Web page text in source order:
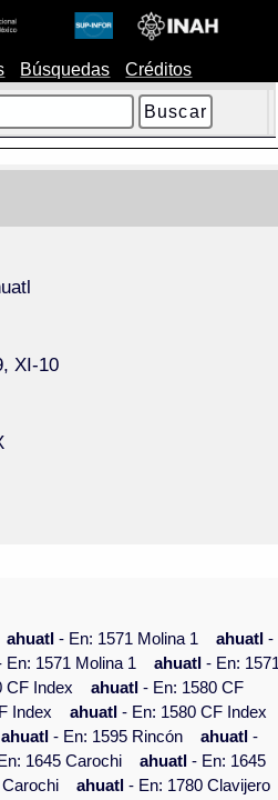
Búsquedas Créditos
XI-10
ahuatl- En: 1571 Molina 1 ahuatl-
En: 1571 Molina 1 ahuatl- En:
CF Index ahuatl- En: 1580 CF
Index ahuatl- En: 1580 CF Index
ahuatl- En: 1595 Rincón ahuatl-
1645 Carochi ahuatl- En: 1645
ahuatl- En: 1780 Clavijero